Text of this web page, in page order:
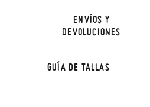
ENVÍOS Y
DEVOLUCIONES
GUÍA DE TALLAS